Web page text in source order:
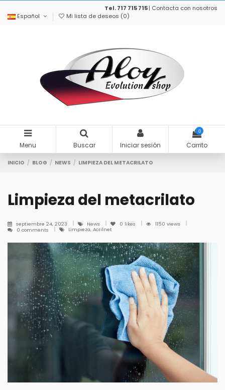
Tel. 717 715 715| Contacta con nosotros
Español
Mi lista de deseos (0)
Menu Buscar Iniciar sesión
0
Carrito
INICIO BLOG NEWS LIMPIEZA DEL METACRILATO
Limpieza del metacrilato
septiembre 24, 2023 News 0 likes
1150 views
0 comments
Limpieza, Acrilnet